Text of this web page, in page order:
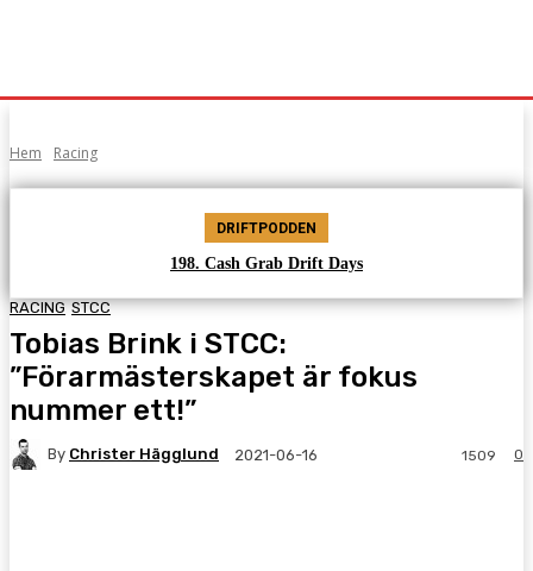
Hem Racing
DRIFTPODDEN
198. Cash Grab Drift Days
RACING STCC
Tobias Brink i STCC:
”Förarmästerskapet är fokus
nummer ett!”
By Christer Hägglund 2021-06-16 0
1509